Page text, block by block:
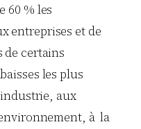
60 % les
entreprises et de
de certains
les plus
aux
à la